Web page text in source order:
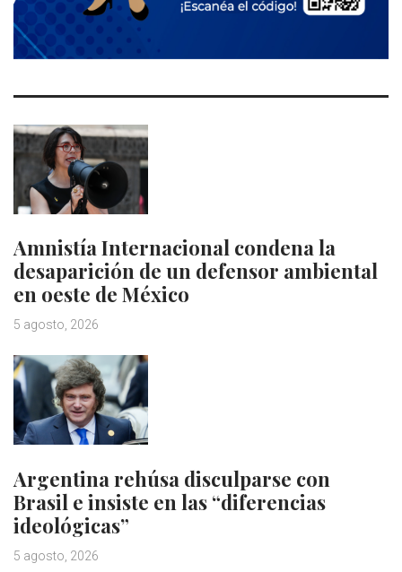
Amnistía Internacional condena la
desaparición de un defensor ambiental
en oeste de México
5 agosto, 2026
Argentina rehúsa disculparse con
Brasil e insiste en las “diferencias
ideológicas”
5 agosto, 2026